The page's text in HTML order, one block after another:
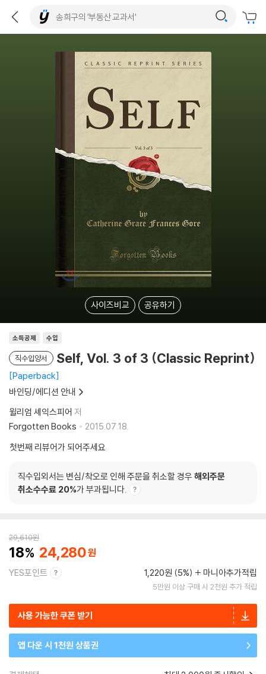
사이즈비교 공유하기
소득공제 수입
직수입양서 Self, Vol. 3 of 3 (Classic Reprint)
Paperback
바인딩/에디션 안내
윌리엄 셰익스피어 저
Forgotten Books
2015.07.18.
첫번째 리뷰어가 되어주세요
직수입외서는 변심/착오로 인해 주문을 취소할 경우 해외주문
취소수수료 20%가 부과됩니다.
29,610원
18 24,280
YES포인트 1,220원 (5%) 마니아추가적립
5만원 이상 구매 시 2천원 추가 적립
사용 가능한 쿠폰 받기
앱 다운 시 1천원 상품권